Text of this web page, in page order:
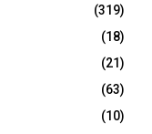
(319)
(18)
(21)
(63)
(10)